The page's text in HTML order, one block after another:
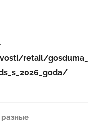
retail/
разные